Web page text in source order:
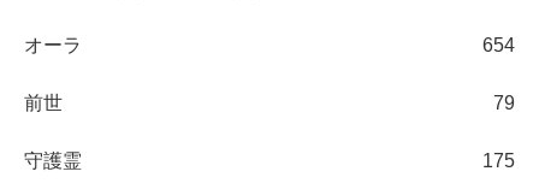
オーラ 654
前世 79
守護霊 175